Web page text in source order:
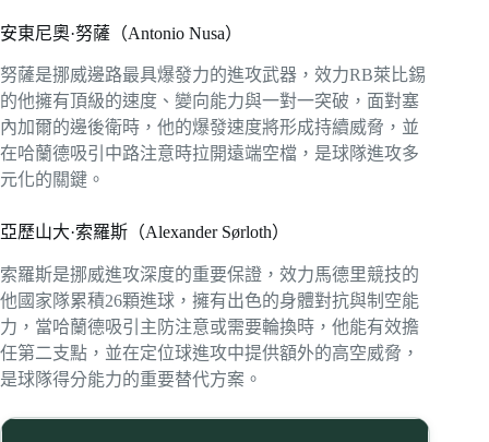
安東尼奧·努薩（Antonio Nusa）
努薩是挪威邊路最具爆發力的進攻武器，效力RB萊比錫
的他擁有頂級的速度、變向能力與一對一突破，面對塞
內加爾的邊後衛時，他的爆發速度將形成持續威脅，並
在哈蘭德吸引中路注意時拉開遠端空檔，是球隊進攻多
元化的關鍵。
亞歷山大·索羅斯（Alexander Sørloth）
索羅斯是挪威進攻深度的重要保證，效力馬德里競技的
他國家隊累積26顆進球，擁有出色的身體對抗與制空能
力，當哈蘭德吸引主防注意或需要輪換時，他能有效擔
任第二支點，並在定位球進攻中提供額外的高空威脅，
是球隊得分能力的重要替代方案。